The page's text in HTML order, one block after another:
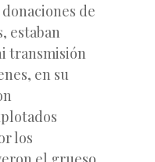
de
estaban
transmisión
en su
los